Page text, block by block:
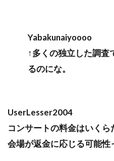
Yabakunaiyoooo
↑多くの独立した調査
るのにな。
UserLesser2004
コンサートの料金はいくら
会場が返金に応じる可能性